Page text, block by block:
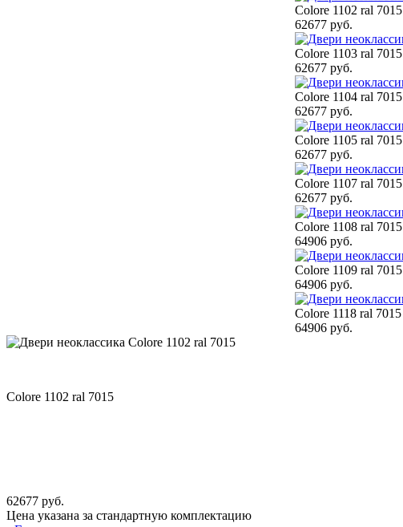
Colore 1102 ral 7015
62677 руб.
Colore 1103 ral 7015
62677 руб.
Colore 1104 ral 7015
62677 руб.
Colore 1105 ral 7015
62677 руб.
Colore 1107 ral 7015
62677 руб.
Colore 1108 ral 7015
64906 руб.
Colore 1109 ral 7015
64906 руб.
Colore 1118 ral 7015
64906 руб.
Colore 1102 ral 7015
62677 руб.
Цена указана за стандартную комплектацию